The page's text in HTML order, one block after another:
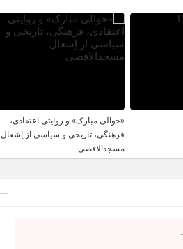
«حوالی مبارک» و روایتی اعتقادی،
فرهنگی، تاریخی و سیاسی از اِشغال
مسجدالاقصی